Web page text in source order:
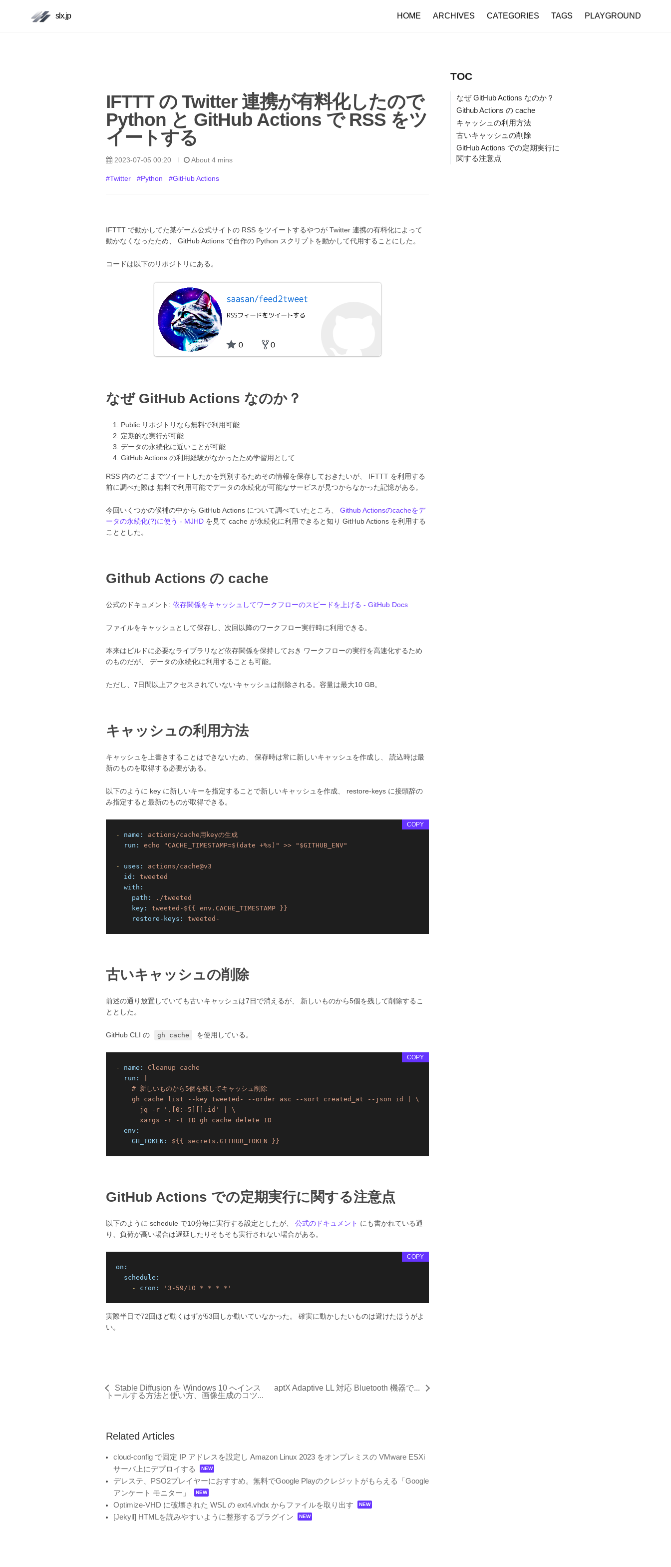
slx.jp HOME ARCHIVES CATEGORIES TAGS PLAYGROUND
IFTTT の Twitter 連携が有料化したので
Python と GitHub Actions で RSS をツ
イートする
2023-07-05 00:20 About 4 mins
#Twitter #Python #GitHub Actions
IFTTT で動かしてた某ゲーム公式サイトの RSS をツイートするやつが Twitter 連携の有料化によって
動かなくなったため、 GitHub Actions で自作の Python スクリプトを動かして代用することにした。
コードは以下のリポジトリにある。
なぜ GitHub Actions なのか？
Public リポジトリなら無料で利用可能
定期的な実行が可能
データの永続化に近いことが可能
GitHub Actions の利用経験がなかったため学習用として
RSS 内のどこまでツイートしたかを判別するためその情報を保存しておきたいが、 IFTTT を利用する
前に調べた際は 無料で利用可能でデータの永続化が可能なサービスが見つからなかった記憶がある。
今回いくつかの候補の中から GitHub Actions について調べていたところ、 Github Actionsのcacheをデ
ータの永続化(?)に使う - MJHD を見て cache が永続化に利用できると知り GitHub Actions を利用する
こととした。
Github Actions の cache
公式のドキュメント: 依存関係をキャッシュしてワークフローのスピードを上げる - GitHub Docs
ファイルをキャッシュとして保存し、次回以降のワークフロー実行時に利用できる。
本来はビルドに必要なライブラリなど依存関係を保持しておき ワークフローの実行を高速化するため
のものだが、 データの永続化に利用することも可能。
ただし、7日間以上アクセスされていないキャッシュは削除される。容量は最大10 GB。
キャッシュの利用方法
キャッシュを上書きすることはできないため、 保存時は常に新しいキャッシュを作成し、 読込時は最
新のものを取得する必要がある。
以下のように key に新しいキーを指定することで新しいキャッシュを作成、 restore-keys に接頭辞の
み指定すると最新のものが取得できる。
- name:
actions/cache用keyの生成
run:
echo "CACHE_TIMESTAMP=$(date +%s)" >> "$GITHUB_ENV"
- uses:
actions/cache@v3
id:
tweeted
with:
path:
./tweeted
key:
tweeted-${{ env.CACHE_TIMESTAMP
}}
restore-keys:
tweeted-
COPY
古いキャッシュの削除
前述の通り放置していても古いキャッシュは7日で消えるが、 新しいものから5個を残して削除するこ
ととした。
GitHub CLI の gh cache を使用している。
- name: Cleanup
cache
run:
    # 新しいものから5個を残してキャッシュ削除
    gh cache list --key tweeted- --order asc --sort created_at --json id | \
      jq -r '.[0:-5][].id' | \
env:
GH_TOKEN:
${{ secrets.GITHUB_TOKEN }}
COPY
GitHub Actions での定期実行に関する注意点
以下のように schedule で10分毎に実行する設定としたが、 公式のドキュメント にも書かれている通
り、負荷が高い場合は遅延したりそもそも実行されない場合がある。
on:
schedule:
-
cron: '3-59/10 * * * *'
COPY
実際半日で72回ほど動くはずが53回しか動いていなかった。 確実に動かしたいものは避けたほうがよ
い。
Stable Diffusion を Windows 10 へインス
トールする方法と使い方、画像生成のコツ...
aptX Adaptive LL 対応 Bluetooth 機器で...
Related Articles
cloud-config で固定 IP アドレスを設定し Amazon Linux 2023 をオンプレミスの VMware ESXi
サーバ上にデプロイする
デレステ、PSO2プレイヤーにおすすめ。無料でGoogle Playのクレジットがもらえる「Google
アンケート モニター」
Optimize-VHD に破壊された WSL の ext4.vhdx からファイルを取り出す
[Jekyll] HTMLを読みやすいように整形するプラグイン
TOC
なぜ GitHub Actions なのか？
Github Actions の cache
キャッシュの利用方法
古いキャッシュの削除
GitHub Actions での定期実行に
関する注意点